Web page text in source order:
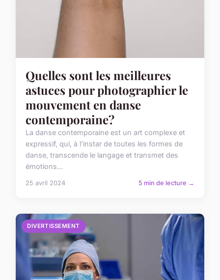
Quelles sont les meilleures
astuces pour photographier le
mouvement en danse
contemporaine?
La danse contemporaine est un art complexe et
expressif, qui, à l'instar de toutes les formes de
danse, transcende le langage et transmet des
émotions...
25 avril 2024 5 min de lecture →
DIVERTISSEMENT